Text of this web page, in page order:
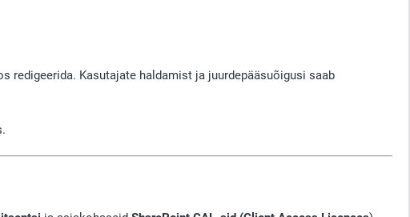
redigeerida. Kasutajate haldamist ja juurdepääsuõigusi saab